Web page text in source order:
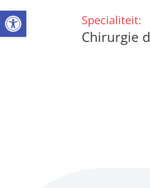
Open toolbar Specialiteit:
Chirurgie